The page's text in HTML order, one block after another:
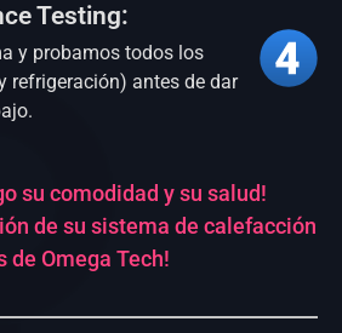
Testing:
y probamos todos los
refrigeración) antes de dar
su comodidad y su salud!
de su sistema de calefacción
de Omega Tech!